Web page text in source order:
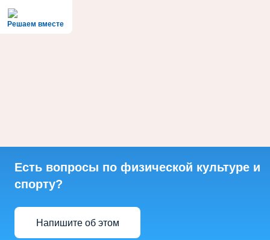
Решаем вместе
Есть вопросы по физической культуре и
спорту?
Напишите об этом